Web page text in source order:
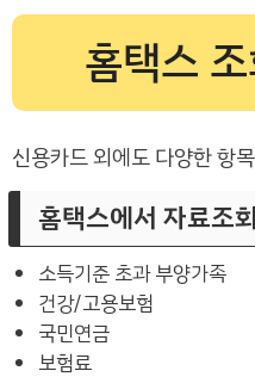
홈택스
신용카드 외에도 다양한 항
홈택스에서 자료조
소득기준 초과 부양가족
건강/고용보험
국민연금
보험료